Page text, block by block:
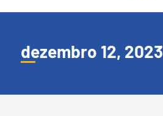
dezembro 12, 2023